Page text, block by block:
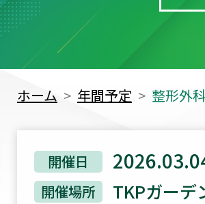
ホーム 年間予定 整形外
開催日
開催場所 TKPガーデ